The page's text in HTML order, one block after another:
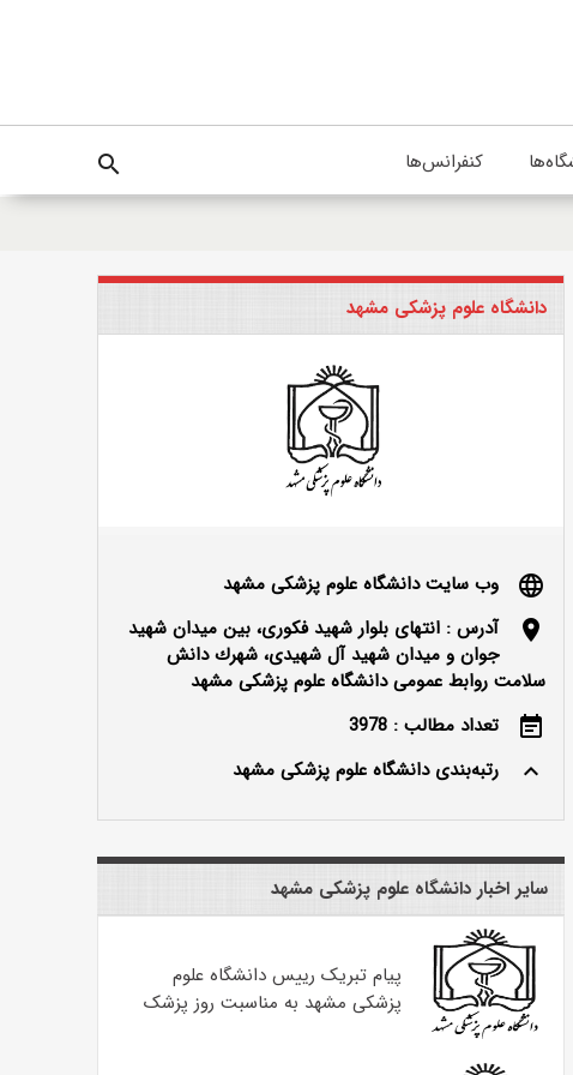
کنفرانس‌ها search
دانشگاه علوم پزشکی مشهد
language
وب سایت دانشگاه علوم پزشکی مشهد
location_on
آدرس : انتهای بلوار شهید فکوری، بین میدان شهید
جوان و میدان شهید آل شهیدی، شهرك دانش
سلامت روابط عمومی دانشگاه علوم پزشکی مشهد
event_note
تعداد مطالب : 3978
keyboard_arrow_up
رتبه‌بندی دانشگاه علوم پزشکی مشهد
سایر اخبار دانشگاه علوم پزشکی مشهد
پیام تبریک رییس دانشگاه علوم
پزشکی مشهد به مناسبت روز پزشک